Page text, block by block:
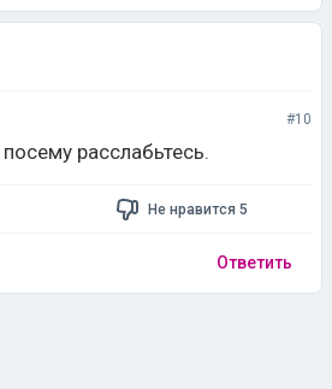
#10
расслабьтесь.
Не нравится 5
Ответить